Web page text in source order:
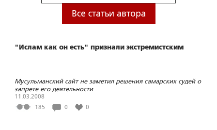
Все статьи автора
"Ислам как он есть" признали экстремистским
Мусульманский сайт не заметил решения самарских судей о
запрете его деятельности
11.03.2008
185
0 0